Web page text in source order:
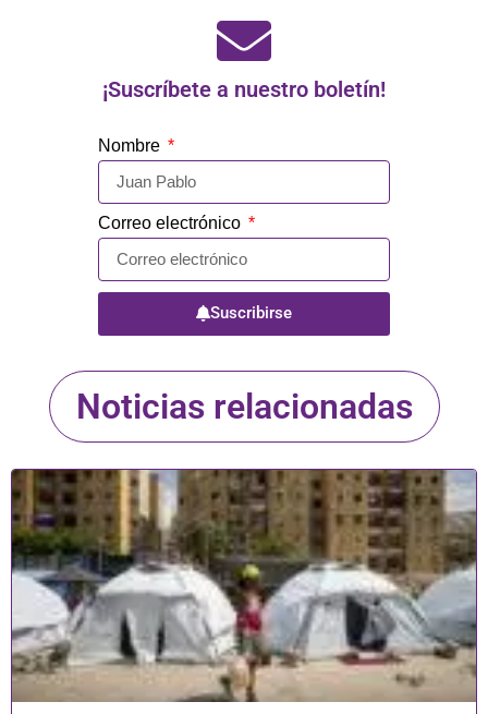
¡Suscríbete a nuestro boletín!
Nombre
Correo electrónico
Suscribirse
Noticias relacionadas